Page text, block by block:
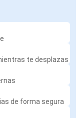
te desplazas
de forma segura